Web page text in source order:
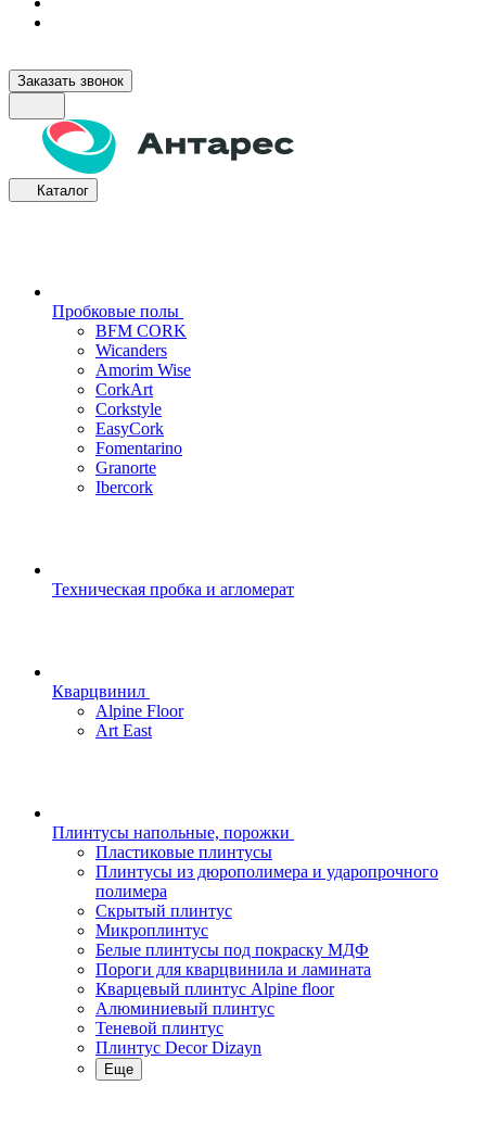
Заказать звонок
Каталог
Пробковые полы
BFM CORK
Wicanders
Amorim Wise
CorkArt
Corkstyle
EasyCork
Fomentarino
Granorte
Ibercork
Техническая пробка и агломерат
Кварцвинил
Alpine Floor
Art East
Плинтусы напольные, порожки
Пластиковые плинтусы
Плинтусы из дюрополимера и ударопрочного
полимера
Скрытый плинтус
Микроплинтус
Белые плинтусы под покраску МДФ
Пороги для кварцвинила и ламината
Кварцевый плинтус Alpine floor
Алюминиевый плинтус
Теневой плинтус
Плинтус Decor Dizayn
Еще